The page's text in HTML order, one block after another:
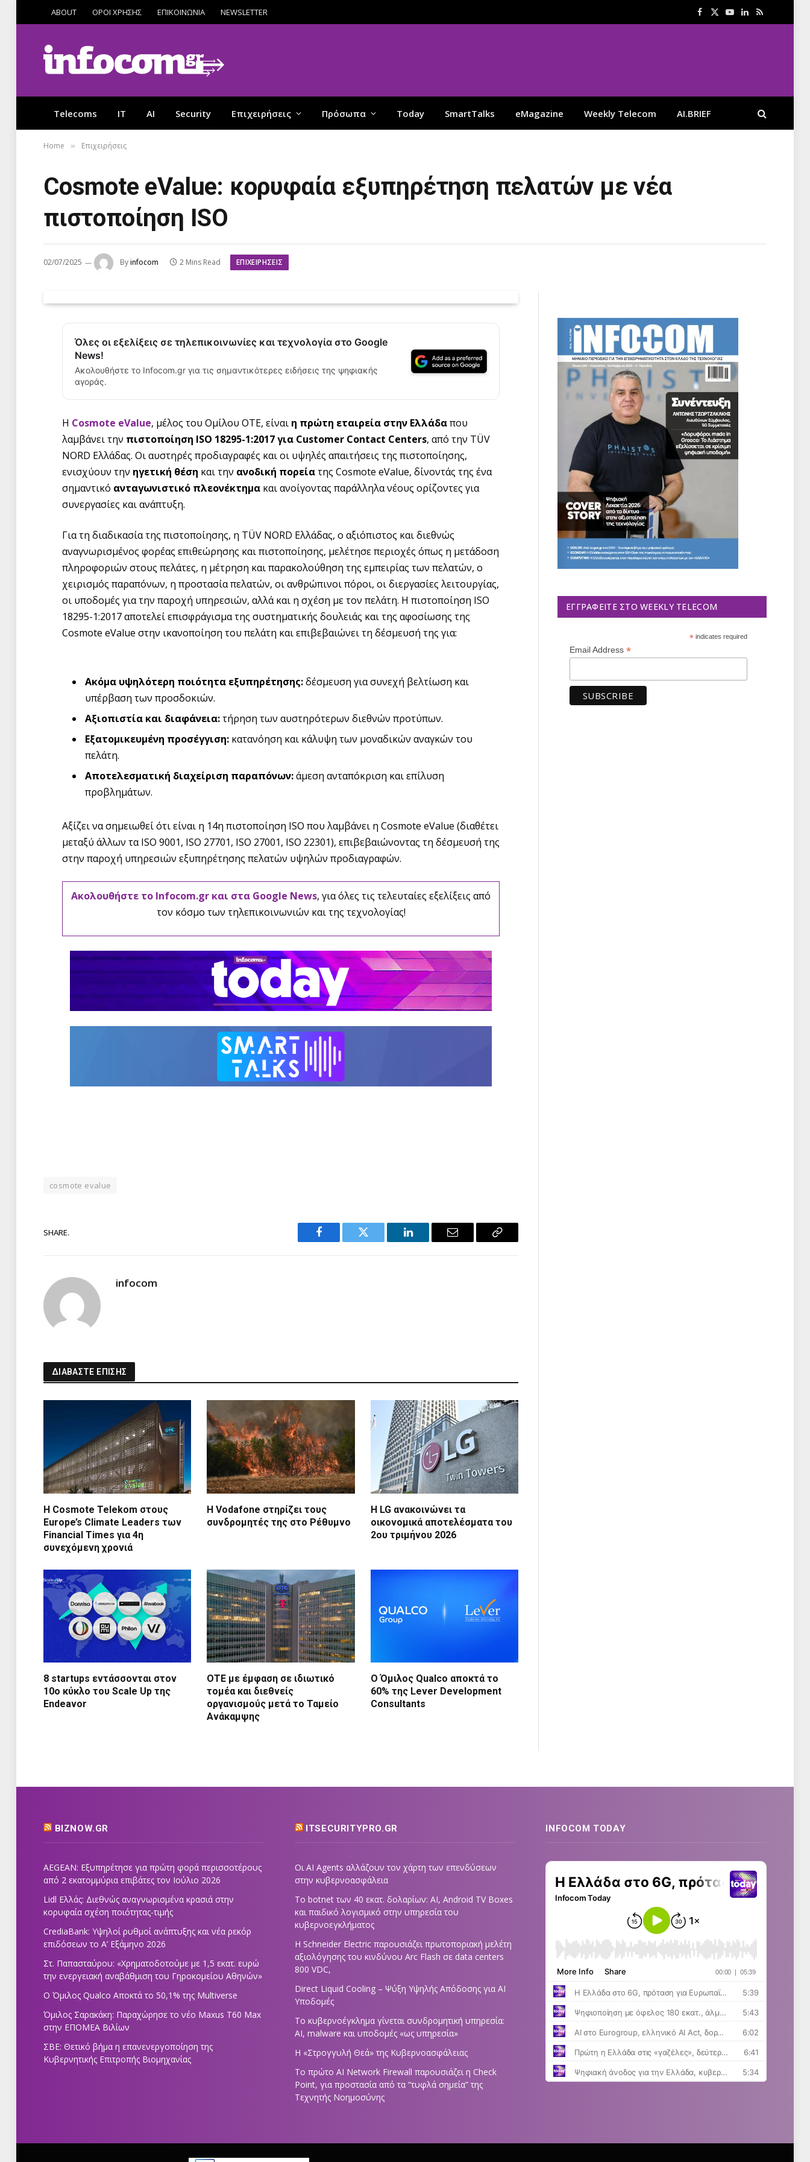
ABOUT ΟΡΟΙ ΧΡΗΣΗΣ ΕΠΙΚΟΙΝΩΝΙΑ NEWSLETTER Facebook
X
YouTube
LinkedIn
RSS
Telecoms IT AI Security Επιχειρήσεις Πρόσωπα Today SmartTalks eMagazine Weekly Telecom AI.BRIEF
Home » Επιχειρήσεις
Cosmote eValue: κορυφαία εξυπηρέτηση πελατών με νέα
πιστοποίηση ISO
02/07/2025 Byinfocom 2 Mins Read ΕΠΙΧΕΙΡΉΣΕΙΣ
Όλες οι εξελίξεις σε τηλεπικοινωνίες και τεχνολογία στο Google
News!
Ακολουθήστε το Infocom.gr για τις σημαντικότερες ειδήσεις της ψηφιακής
αγοράς.
Η Cosmote eValue, μέλος του Ομίλου ΟΤΕ, είναι η πρώτη εταιρεία στην Ελλάδαπου
λαμβάνει την πιστοποίηση ISO 18295-1:2017 για Customer Contact Centers, από την TÜV
NORD Ελλάδας. Οι αυστηρές προδιαγραφές και οι υψηλές απαιτήσεις της πιστοποίησης,
ενισχύουν την ηγετική θέση και την ανοδική πορείατης Cosmote eValue, δίνοντάς της ένα
σημαντικό ανταγωνιστικό πλεονέκτημα και ανοίγοντας παράλληλα νέους ορίζοντες για
συνεργασίες και ανάπτυξη.
Για τη διαδικασία της πιστοποίησης, η TÜV NORD Ελλάδας, ο αξιόπιστος και διεθνώς
αναγνωρισμένος φορέας επιθεώρησης και πιστοποίησης, μελέτησε περιοχές όπως η μετάδοση
πληροφοριών στους πελάτες, η μέτρηση και παρακολούθηση της εμπειρίας των πελατών, ο
χειρισμός παραπόνων, η προστασία πελατών, οι ανθρώπινοι πόροι, οι διεργασίες λειτουργίας,
οι υποδομές για την παροχή υπηρεσιών, αλλά και η σχέση με τον πελάτη. Η πιστοποίηση ISO
18295-1:2017 αποτελεί επισφράγισμα της συστηματικής δουλειάς και της αφοσίωσης της
Cosmote eValue στην ικανοποίηση του πελάτη και επιβεβαιώνει τη δέσμευσή της για:
Ακόμα υψηλότερη ποιότητα εξυπηρέτησης:δέσμευση για συνεχή βελτίωση και
υπέρβαση των προσδοκιών.
Αξιοπιστία και διαφάνεια:τήρηση των αυστηρότερων διεθνών προτύπων.
Εξατομικευμένη προσέγγιση: κατανόηση και κάλυψη των μοναδικών αναγκών του
πελάτη.
Αποτελεσματική διαχείριση παραπόνων:άμεση ανταπόκριση και επίλυση
προβλημάτων.
Αξίζει να σημειωθεί ότι είναι η 14η πιστοποίηση ISO που λαμβάνει η Cosmote eValue (διαθέτει
μεταξύ άλλων τα ISO 9001, ISO 27701, ISO 27001, ISO 22301), επιβεβαιώνοντας τη δέσμευσή της
στην παροχή υπηρεσιών εξυπηρέτησης πελατών υψηλών προδιαγραφών.
Ακολουθήστε το Infocom.gr και στα Google News, για όλες τις τελευταίες εξελίξεις από
τον κόσμο των τηλεπικοινωνιών και της τεχνολογίας!
cosmote evalue
SHARE.
Facebook Twitter LinkedIn Email
Copy
infocom
ΔΙΑΒΑΣΤΕ ΕΠΙΣΗΣ
Η Cosmote Telekom στους
Europe’s Climate Leaders των
Financial Times για 4η
συνεχόμενη χρονιά
Η Vodafone στηρίζει τους
συνδρομητές της στο Ρέθυμνο
Η LG ανακοινώνει τα
οικονομικά αποτελέσματα του
2ου τριμήνου 2026
8 startups εντάσσονται στον
10ο κύκλο του Scale Up της
Endeavor
ΟΤΕ με έμφαση σε ιδιωτικό
τομέα και διεθνείς
οργανισμούς μετά το Ταμείο
Ανάκαμψης
Ο Όμιλος Qualco αποκτά το
60% της Lever Development
Consultants
ΕΓΓΡΑΦΕΊΤΕ ΣΤΟ WEEKLY TELECOM
*indicates required
Email Address *
BIZNOW.GR
AEGEAN: Εξυπηρέτησε για πρώτη φορά περισσοτέρους
από 2 εκατομμύρια επιβάτες τον Ιούλιο 2026
Lidl Ελλάς: Διεθνώς αναγνωρισμένα κρασιά στην
κορυφαία σχέση ποιότητας-τιμής
CrediaBank: Υψηλοί ρυθμοί ανάπτυξης και νέα ρεκόρ
επιδόσεων το Α’ Εξάμηνο 2026
Στ. Παπασταύρου: «Χρηματοδοτούμε με 1,5 εκατ. ευρώ
την ενεργειακή αναβάθμιση του Γηροκομείου Αθηνών»
Ο Όμιλος Qualco Αποκτά το 50,1% της Multiverse
Όμιλος Σαρακάκη: Παραχώρησε το νέο Maxus T60 Max
στην ΕΠΟΜΕΑ Βιλίων
ΣΒΕ: Θετικό βήμα η επανενεργοποίηση της
Κυβερνητικής Επιτροπής Βιομηχανίας
ITSECURITYPRO.GR
Οι AI Agents αλλάζουν τον χάρτη των επενδύσεων
στην κυβερνοασφάλεια
Το botnet των 40 εκατ. δολαρίων: AI, Android TV Boxes
και παιδικό λογισμικό στην υπηρεσία του
κυβερνοεγκλήματος
Η Schneider Electric παρουσιάζει πρωτοποριακή μελέτη
αξιολόγησης του κινδύνου Arc Flash σε data centers
800 VDC,
Direct Liquid Cooling – Ψύξη Υψηλής Απόδοσης για AI
Υποδομές
Το κυβερνοέγκλημα γίνεται συνδρομητική υπηρεσία:
AI, malware και υποδομές «ως υπηρεσία»
Η «Στρογγυλή Θεά» της Κυβερνοασφάλειας
Tο πρώτο AI Network Firewall παρουσιάζει η Check
Point, για προστασία από τα “τυφλά σημεία” της
Τεχνητής Νοημοσύνης
INFOCOM TODAY